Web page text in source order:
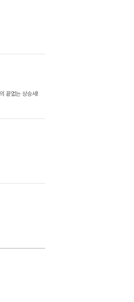
끝없는 상승세!